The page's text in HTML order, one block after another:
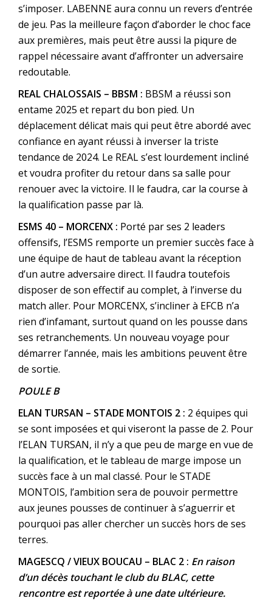
s’imposer. LABENNE aura connu un revers d’entrée
de jeu. Pas la meilleure façon d’aborder le choc face
aux premières, mais peut être aussi la piqure de
rappel nécessaire avant d’affronter un adversaire
redoutable.
REAL CHALOSSAIS – BBSM : BBSM a réussi son
entame 2025 et repart du bon pied. Un
déplacement délicat mais qui peut être abordé avec
confiance en ayant réussi à inverser la triste
tendance de 2024. Le REAL s’est lourdement incliné
et voudra profiter du retour dans sa salle pour
renouer avec la victoire. Il le faudra, car la course à
la qualification passe par là.
ESMS 40 – MORCENX : Porté par ses 2 leaders
offensifs, l’ESMS remporte un premier succès face à
une équipe de haut de tableau avant la réception
d’un autre adversaire direct. Il faudra toutefois
disposer de son effectif au complet, à l’inverse du
match aller. Pour MORCENX, s’incliner à EFCB n’a
rien d’infamant, surtout quand on les pousse dans
ses retranchements. Un nouveau voyage pour
démarrer l’année, mais les ambitions peuvent être
de sortie.
POULE B
ELAN TURSAN – STADE MONTOIS 2 : 2 équipes qui
se sont imposées et qui viseront la passe de 2. Pour
l’ELAN TURSAN, il n’y a que peu de marge en vue de
la qualification, et le tableau de marge impose un
succès face à un mal classé. Pour le STADE
MONTOIS, l’ambition sera de pouvoir permettre
aux jeunes pousses de continuer à s’aguerrir et
pourquoi pas aller chercher un succès hors de ses
terres.
MAGESCQ / VIEUX BOUCAU – BLAC 2 : En raison
d’un décès touchant le club du BLAC, cette
rencontre est reportée à une date ultérieure.